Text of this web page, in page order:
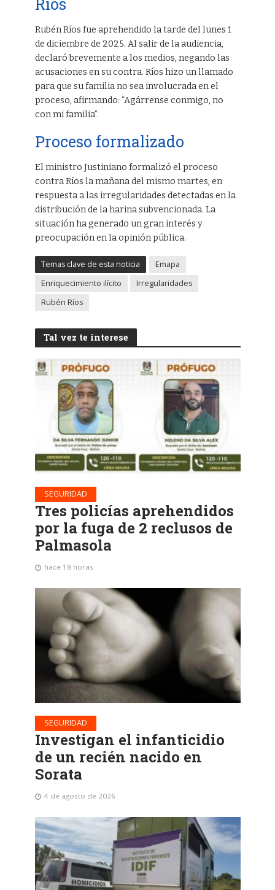
Ríos
Rubén Ríos fue aprehendido la tarde del lunes 1
de diciembre de 2025. Al salir de la audiencia,
declaró brevemente a los medios, negando las
acusaciones en su contra. Ríos hizo un llamado
para que su familia no sea involucrada en el
proceso, afirmando: “Agárrense conmigo, no
con mi familia”.
Proceso formalizado
El ministro Justiniano formalizó el proceso
contra Ríos la mañana del mismo martes, en
respuesta a las irregularidades detectadas en la
distribución de la harina subvencionada. La
situación ha generado un gran interés y
preocupación en la opinión pública.
Temas clave de esta noticia
Emapa
Enriquecimiento ilícito
Irregularidades
Rubén Ríos
Tal vez te interese
SEGURIDAD
Tres policías aprehendidos
por la fuga de 2 reclusos de
Palmasola
hace 18 horas
SEGURIDAD
Investigan el infanticidio
de un recién nacido en
Sorata
4 de agosto de 2026